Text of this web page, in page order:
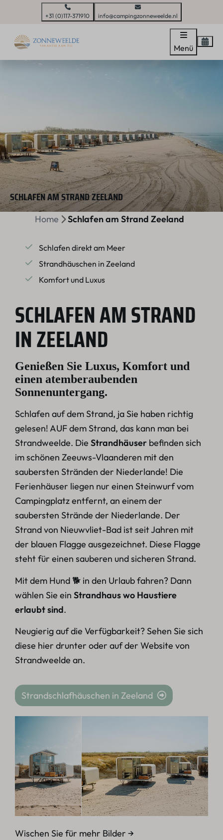
+31 (0)117-371910 info@campingzonneweelde.nl
Menü
SCHLAFEN AM STRAND ZEELAND
Home Schlafen am Strand Zeeland
Schlafen direkt am Meer
Strandhäuschen in Zeeland
Komfort und Luxus
SCHLAFEN AM STRAND
IN ZEELAND
Genießen Sie Luxus, Komfort und
einen atemberaubenden
Sonnenuntergang.
Schlafen auf dem Strand, ja Sie haben richtig
gelesen! AUF dem Strand, das kann man bei
Strandweelde. DieStrandhäuser befinden sich
im schönen Zeeuws-Vlaanderen mit den
saubersten Stränden der Niederlande! Die
Ferienhäuser liegen nur einen Steinwurf vom
Campingplatz entfernt, an einem der
saubersten Strände der Niederlande. Der
Strand von Nieuwvliet-Bad ist seit Jahren mit
der blauen Flagge ausgezeichnet. Diese Flagge
steht für einen sauberen und sicheren Strand.
Mit dem Hund 🐕 in den Urlaub fahren? Dann
wählen Sie einStrandhaus wo Haustiere
erlaubt sind.
Neugierig auf die Verfügbarkeit? Sehen Sie sich
diese hier drunter oder auf der Website von
Strandweelde an.
Strandschlafhäuschen in Zeeland
Wischen Sie für mehr Bilder →